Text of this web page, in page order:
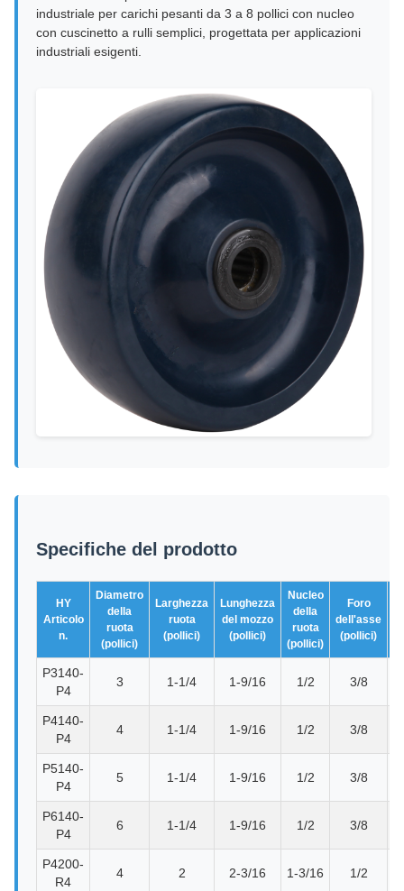
industriale per carichi pesanti da 3 a 8 pollici con nucleo
con cuscinetto a rulli semplici, progettata per applicazioni
industriali esigenti.
Specifiche del prodotto
HY
Articolo
n.
Diametro
della
ruota
(pollici)
Larghezza
ruota
(pollici)
Lunghezza
del mozzo
(pollici)
Nucleo
della
ruota
(pollici)
Foro
dell'asse
(pollici)
P3140-
P4
3 1-1/4 1-9/16 1/2 3/8
P4140-
P4
4 1-1/4 1-9/16 1/2 3/8
P5140-
P4
5 1-1/4 1-9/16 1/2 3/8
P6140-
P4
6 1-1/4 1-9/16 1/2 3/8
P4200-
R4
4 2 2-3/16 1-3/16 1/2